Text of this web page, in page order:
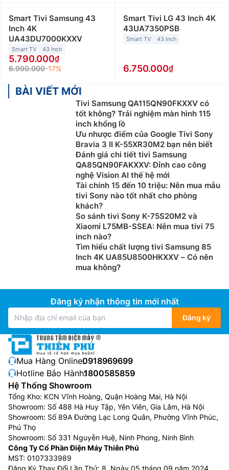
Smart Tivi Samsung 43
Inch 4K
UA43DU7000KXXV
Smart TV 43 Inch
5.790.000
6.990.000-17%
Smart Tivi LG 43 Inch 4K
43UA7350PSB
Smart TV 43 Inch
6.750.000
BÀI VIẾT MỚI
Tivi Samsung QA115QN90FKXXV có
tốt không? Trải nghiệm màn hình 115
inch khổng lồ
Ưu nhược điểm của Google Tivi Sony
Bravia 3 II K-55XR30M2 bạn nên biết
Đánh giá chi tiết tivi Samsung
QA85QN90FAKXXV: Đỉnh cao công
nghệ Vision AI thế hệ mới
Tài chính 15 đến 10 triệu: Nên mua mẫu
tivi Sony nào tốt nhất cho phòng
khách?
So sánh tivi Sony K-75S20M2 và
Xiaomi L75MB-SSEA: Nên mua tivi 75
inch nào?
Tìm hiểu chất lượng tivi Samsung 85
Inch 4K UA85U8500HKXXV – Có nên
mua không?
Đăng ký nhận thông tin mới nhất
Đăng ký
Mua Hàng Online:0918969699
Hotline Bảo Hành:1800585859
Hệ Thống Showroom
Tổng Kho: KCN Vĩnh Hoàng, Quận Hoàng Mai, Hà Nội
Showroom: Số 488 Hà Huy Tập, Yên Viên, Gia Lâm, Hà Nội
Showroom: Số 89A Đường Lạc Long Quân, Phường Vĩnh Phúc,
Phú Thọ
Showroom: Số 331 Nguyễn Huệ, Ninh Phong, Ninh Bình
Công Ty Cổ Phần Điện Máy Thiên Phú
MST: 0107333989
Đăng Ký Thay Đổi Lần Thứ: 8, Ngày 05 tháng 09 năm 2024